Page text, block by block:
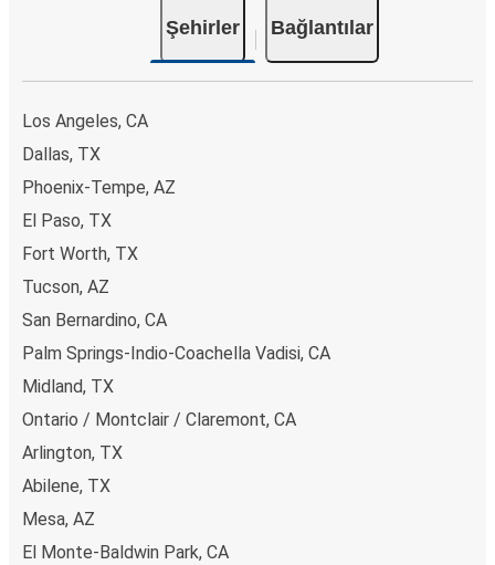
Şehirler Bağlantılar
Los Angeles, CA
Dallas, TX
Phoenix-Tempe, AZ
El Paso, TX
Fort Worth, TX
Tucson, AZ
San Bernardino, CA
Palm Springs-Indio-Coachella Vadisi, CA
Midland, TX
Ontario / Montclair / Claremont, CA
Arlington, TX
Abilene, TX
Mesa, AZ
El Monte-Baldwin Park, CA